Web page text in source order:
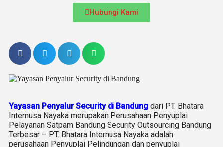
Hubungi Kami
Yayasan Penyalur Security di Bandung dari PT. Bhatara
Internusa Nayaka merupakan Perusahaan Penyuplai
Pelayanan Satpam Bandung Security Outsourcing Bandung
Terbesar – PT. Bhatara Internusa Nayaka adalah
perusahaan Penyuplai Pelindungan dan penyuplai